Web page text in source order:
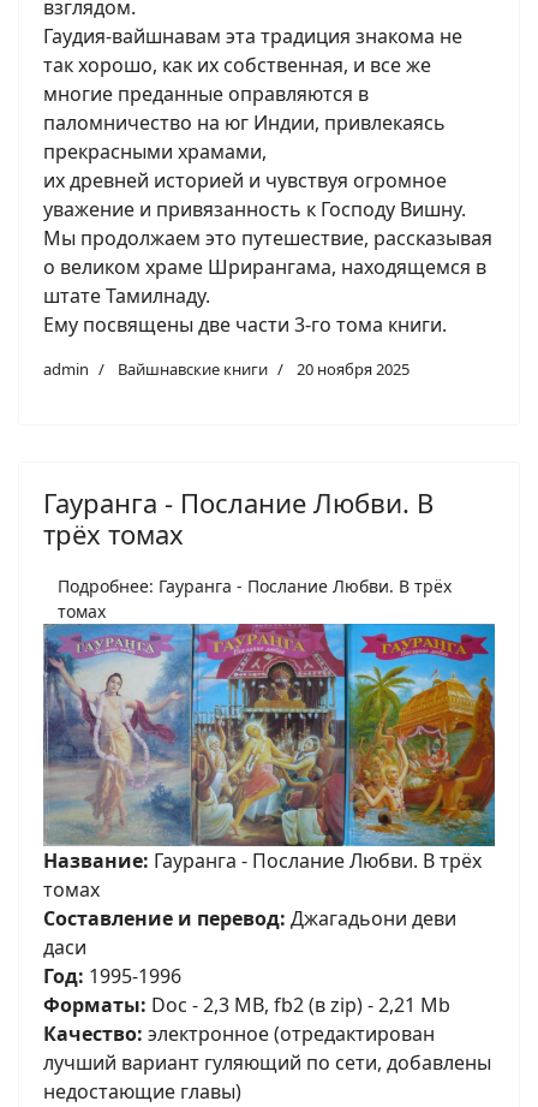
взглядом.
Гаудия-вайшнавам эта традиция знакома не
так хорошо, как их собственная, и все же
многие преданные оправляются в
паломничество на юг Индии, привлекаясь
прекрасными храмами,
их древней историей и чувствуя огромное
уважение и привязанность к Господу Вишну.
Мы продолжаем это путешествие, рассказывая
о великом храме Шрирангама, находящемся в
штате Тамилнаду.
Ему посвящены две части 3-го тома книги.
admin Вайшнавские книги 20 ноября 2025
Гауранга - Послание Любви. В
трёх томах
Подробнее: Гауранга - Послание Любви. В трёх
томах
Название: Гауранга - Послание Любви. В трёх
томах
Составление и перевод: Джагадьони деви
даси
Год: 1995-1996
Форматы: Doc - 2,3 MB, fb2 (в zip) - 2,21 Mb
Качество: электронное (отредактирован
лучший вариант гуляющий по сети, добавлены
недостающие главы)